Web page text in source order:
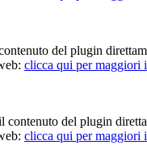
del plugin
clicca qui per maggiori
del plugin
clicca qui per maggiori